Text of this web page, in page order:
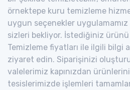
örnektepe kuru temizleme
uygun seçenekler
sizleri bekliyor. İstediğiniz
Temizleme fiyatları ile ilgili bilgi
ziyaret edin. Siparişinizi
valelerimiz kapınızdan
tesislerimizde işlemleri